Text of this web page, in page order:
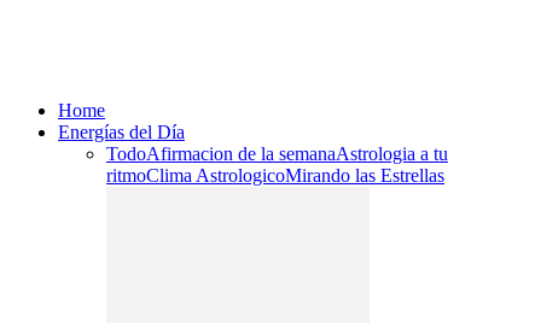
Home
Energías del Día
TodoAfirmacion de la semanaAstrologia a tu
ritmoClima AstrologicoMirando las Estrellas